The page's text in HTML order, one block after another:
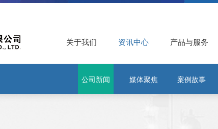
关于我们 资讯中心 产品与服务
公司新闻 媒体聚焦 案例故事